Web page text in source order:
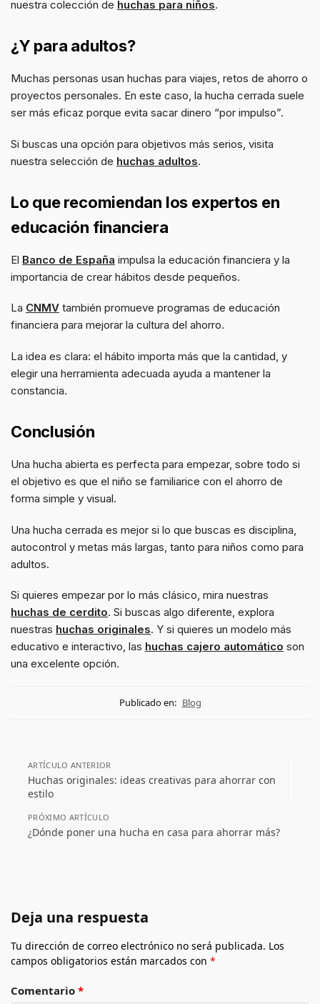
nuestra colección de huchas para niños.
¿Y para adultos?
Muchas personas usan huchas para viajes, retos de ahorro o
proyectos personales. En este caso, la hucha cerrada suele
ser más eficaz porque evita sacar dinero “por impulso”.
Si buscas una opción para objetivos más serios, visita
nuestra selección de huchas adultos.
Lo que recomiendan los expertos en
educación financiera
El Banco de España impulsa la educación financiera y la
importancia de crear hábitos desde pequeños.
La CNMV también promueve programas de educación
financiera para mejorar la cultura del ahorro.
La idea es clara: el hábito importa más que la cantidad, y
elegir una herramienta adecuada ayuda a mantener la
constancia.
Conclusión
Una hucha abierta es perfecta para empezar, sobre todo si
el objetivo es que el niño se familiarice con el ahorro de
forma simple y visual.
Una hucha cerrada es mejor si lo que buscas es disciplina,
autocontrol y metas más largas, tanto para niños como para
adultos.
Si quieres empezar por lo más clásico, mira nuestras
huchas de cerdito. Si buscas algo diferente, explora
nuestras huchas originales. Y si quieres un modelo más
educativo e interactivo, las huchas cajero automático son
una excelente opción.
Publicado en: Blog
ARTÍCULO ANTERIOR
Huchas originales: ideas creativas para ahorrar con
estilo
PRÓXIMO ARTÍCULO
¿Dónde poner una hucha en casa para ahorrar más?
Deja una respuesta
Tu dirección de correo electrónico no será publicada. Los
campos obligatorios están marcados con *
Comentario *